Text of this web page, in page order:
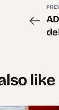
like